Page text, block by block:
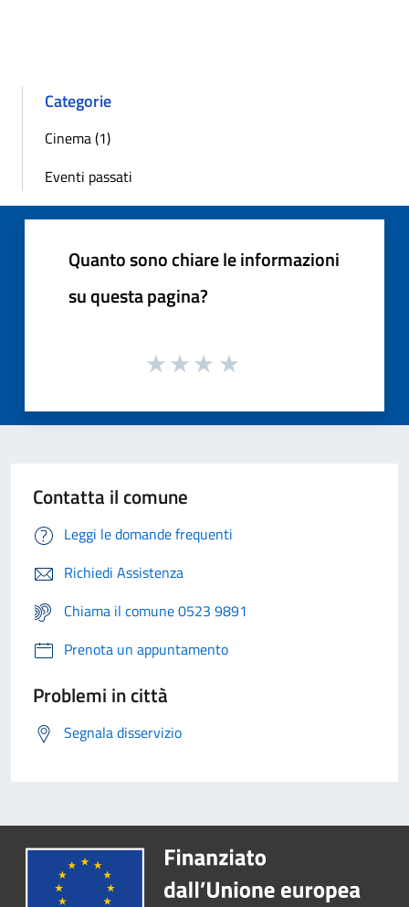
Categorie
Cinema (1)
Eventi passati
Quanto sono chiare le informazioni
su questa pagina?
Contatta il comune
Leggi le domande frequenti
Richiedi Assistenza
Chiama il comune 0523 9891
Prenota un appuntamento
Problemi in città
Segnala disservizio